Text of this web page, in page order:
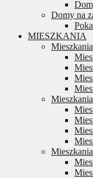
Domy na
MIESZKANIA